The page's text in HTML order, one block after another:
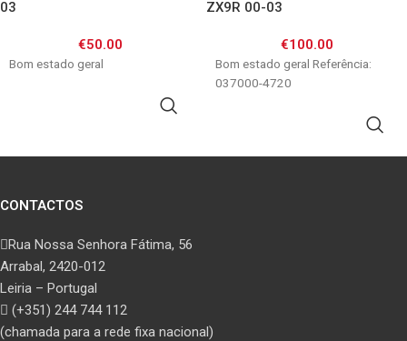
03
€50.00
Bom estado geral
ZX9R 00-03
€100.00
Bom estado geral Referência:
037000-4720
CONTACTOS
Rua Nossa Senhora Fátima, 56
Arrabal, 2420-012
Leiria – Portugal
(+351) 244 744 112
(chamada para a rede fixa nacional)